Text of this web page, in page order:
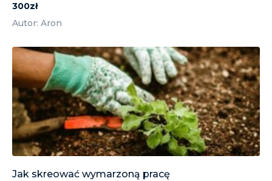
300zł
Autor: Aron
Jak skreować wymarzoną pracę